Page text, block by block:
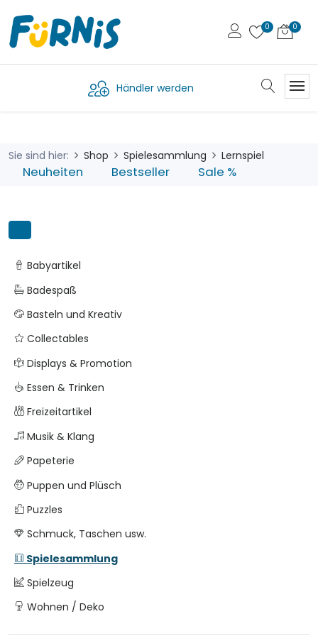
Händler werden
Sie sind hier: Shop Spielesammlung Lernspiel
Neuheiten Bestseller Sale %
Babyartikel
Badespaß
Basteln und Kreativ
Collectables
Displays & Promotion
Essen & Trinken
Freizeitartikel
Musik & Klang
Papeterie
Puppen und Plüsch
Puzzles
Schmuck, Taschen usw.
Spielesammlung
Spielzeug
Wohnen / Deko